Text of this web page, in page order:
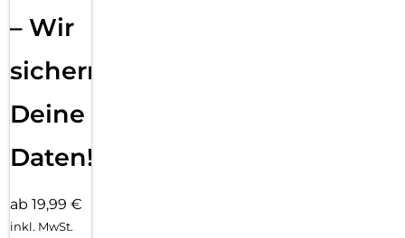
– Wir
sichern
Deine
Daten!
ab 19,99 €
inkl. MwSt.